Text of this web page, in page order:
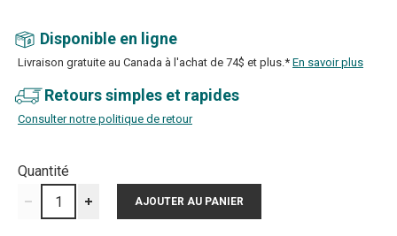
Disponible en ligne
Livraison gratuite au Canada à l'achat de 74$ et plus.* En savoir plus
Retours simples et rapides
Consulter notre politique de retour
Quantité